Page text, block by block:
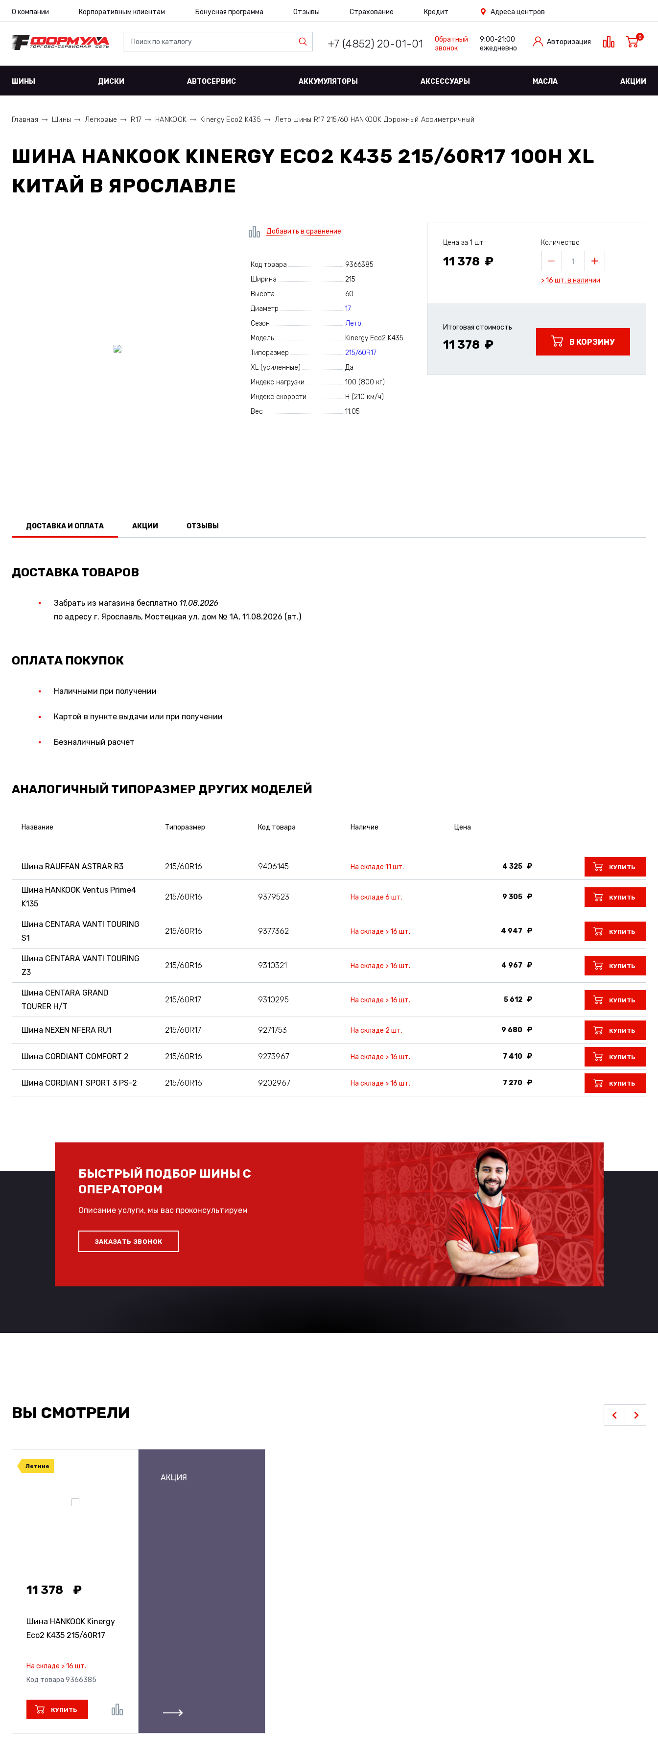
О компании Корпоративным клиентам Бонусная программа Отзывы Страхование Кредит Адреса центров
+7 (4852) 20-01-01
Обратный
звонок
9:00-21:00
ежедневно
Авторизация
0
ШИНЫ ДИСКИ АВТОСЕРВИС АККУМУЛЯТОРЫ АКСЕССУАРЫ МАСЛА АКЦИИ
Главная Шины Легковые R17 HANKOOK Kinergy Eco2 K435 Лето шины R17 215/60 HANKOOK Дорожный Ассиметричный
ШИНА HANKOOK KINERGY ECO2 K435 215/60R17 100H XL
КИТАЙ В ЯРОСЛАВЛЕ
Добавить в сравнение
Код товара
9366385
Ширина
215
Высота
60
Диаметр
17
Сезон
Лето
Модель
Kinergy Eco2 K435
Типоразмер
215/60R17
XL (усиленные)
Да
Индекс нагрузки
100 (800 кг)
Индекс скорости
H (210 км/ч)
Вес
11.05
Цена за 1 шт.
11 378
Количество
1
> 16 шт. в наличии
Итоговая стоимость
11 378 В КОРЗИНУ
ДОСТАВКА И ОПЛАТА АКЦИИ ОТЗЫВЫ
ДОСТАВКА ТОВАРОВ
Забрать из магазина бесплатно 11.08.2026
по адресу г. Ярославль, Мостецкая ул, дом № 1А, 11.08.2026 (вт.)
ОПЛАТА ПОКУПОК
Наличными при получении
Картой в пункте выдачи или при получении
Безналичный расчет
АНАЛОГИЧНЫЙ ТИПОРАЗМЕР ДРУГИХ МОДЕЛЕЙ
Название Типоразмер Код товара Наличие Цена
Шина RAUFFAN ASTRAR R3 215/60R16 9406145 На складе 11 шт. 4 325 КУПИТЬ
Шина HANKOOK Ventus Prime4
K135
215/60R16 9379523 На складе 6 шт. 9 305 КУПИТЬ
Шина CENTARA VANTI TOURING
S1
215/60R16 9377362 На складе > 16 шт. 4 947 КУПИТЬ
Шина CENTARA VANTI TOURING
Z3
215/60R16 9310321 На складе > 16 шт. 4 967 КУПИТЬ
Шина CENTARA GRAND
TOURER H/T
215/60R17 9310295 На складе > 16 шт. 5 612 КУПИТЬ
Шина NEXEN NFERA RU1 215/60R17 9271753 На складе 2 шт. 9 680 КУПИТЬ
Шина CORDIANT COMFORT 2 215/60R16 9273967 На складе > 16 шт. 7 410 КУПИТЬ
Шина CORDIANT SPORT 3 PS-2 215/60R16 9202967 На складе > 16 шт. 7 270 КУПИТЬ
БЫСТРЫЙ ПОДБОР ШИНЫ С
ОПЕРАТОРОМ
Описание услуги, мы вас проконсультируем
ЗАКАЗАТЬ ЗВОНОК
ВЫ СМОТРЕЛИ
Летние
11 378
Шина HANKOOK Kinergy
Eco2 K435 215/60R17
На складе > 16 шт.
Код товара 9366385
КУПИТЬ
АКЦИЯ